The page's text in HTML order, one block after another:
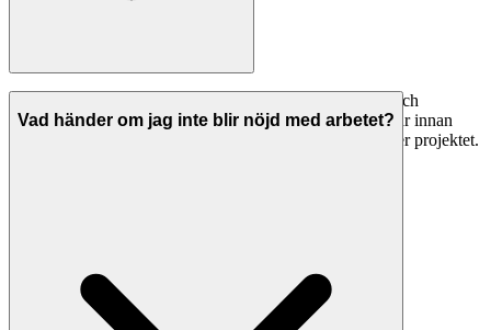
Seriösa golvläggare i Umeå har både ansvarsförsäkring och
allriskförsäkring. Be alltid om bevis på giltiga försäkringar innan
arbetet påbörjas. Detta skyddar dig om något går fel under projektet.
Vad händer om jag inte blir nöjd med arbetet?